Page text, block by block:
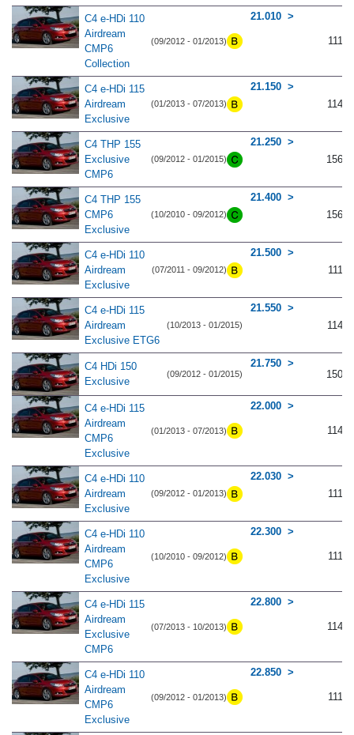
C4 e-HDi 110
Airdream
CMP6
Collection
(09/2012 - 01/2013)
21.010
111
C4 e-HDi 115
Airdream
Exclusive
(01/2013 - 07/2013)
21.150
114
C4 THP 155
Exclusive
CMP6
(09/2012 - 01/2015)
21.250
156
C4 THP 155
CMP6
Exclusive
(10/2010 - 09/2012)
21.400
156
C4 e-HDi 110
Airdream
Exclusive
(07/2011 - 09/2012)
21.500
111
C4 e-HDi 115
Airdream
Exclusive ETG6
(10/2013 - 01/2015)
21.550
114
C4 HDi 150
Exclusive
(09/2012 - 01/2015)
21.750
150
C4 e-HDi 115
Airdream
CMP6
Exclusive
(01/2013 - 07/2013)
22.000
114
C4 e-HDi 110
Airdream
Exclusive
(09/2012 - 01/2013)
22.030
111
C4 e-HDi 110
Airdream
CMP6
Exclusive
(10/2010 - 09/2012)
22.300
111
C4 e-HDi 115
Airdream
Exclusive
CMP6
(07/2013 - 10/2013)
22.800
114
C4 e-HDi 110
Airdream
CMP6
Exclusive
(09/2012 - 01/2013)
22.850
111